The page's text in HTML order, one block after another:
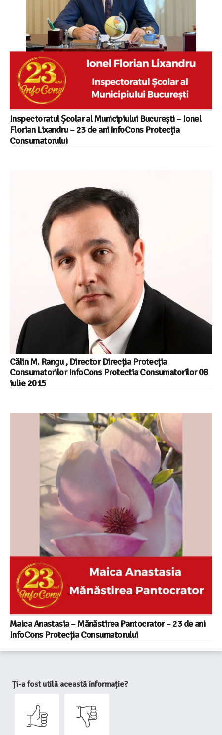
Inspectoratul Școlar al Municipiului București – Ionel
Florian Lixandru – 23 de ani InfoCons Protecția
Consumatorului
Călin M. Rangu , Director Direcția Protecția
Consumatorilor InfoCons Protectia Consumatorilor 08
iulie 2015
Maica Anastasia – Mănăstirea Pantocrator – 23 de ani
InfoCons Protecția Consumatorului
Ți-a fost utilă această informație?